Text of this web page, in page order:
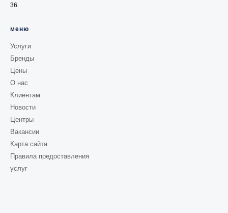
36.
меню
Услуги
Бренды
Цены
О нас
Клиентам
Новости
Центры
Вакансии
Карта сайта
Правила предоставления
услуг